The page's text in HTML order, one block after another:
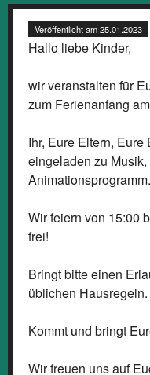
Veröffentlicht am25.01.2023
Hallo liebe Kinder,
wir veranstalten für
zum Ferienanfang
Ihr, Eure Eltern,
eingeladen zu Musik,
Animationsprogramm.
Wir feiern von 15:00
frei!
Bringt bitte einen
üblichen Hausregeln.
Kommt und bringt
Wir freuen uns auf